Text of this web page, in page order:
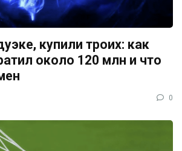
купили троих: как
около 120 млн и что
0